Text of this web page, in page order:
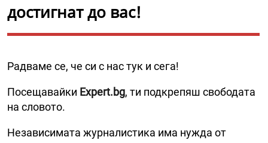
достигнат до вас!
Радваме се, че си с нас тук и сега!
Посещавайки Expert.bg, ти подкрепяш свободата
на словото.
Независимата журналистика има нужда от